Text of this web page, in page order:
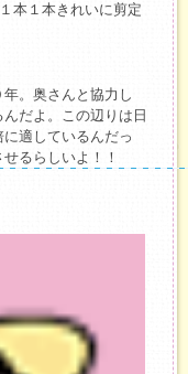
本１本きれいに剪定
。奥さんと協力し
だよ。この辺りは日
適しているんだっ
るらしいよ！！